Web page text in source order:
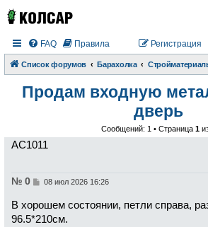
FAQ Правила Регистрация
Список форумов Барахолка
Продам входную
дверь
Сообщений: 1 • Страница 1
АС1011
№ 0
С
б
щ
08 июл 2026 16:26
В хорошем состоянии, петли справа,
96.5*210см.